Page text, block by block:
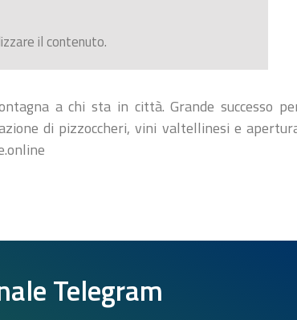
il contenuto.
a chi sta in città. Grande successo
di pizzoccheri, vini valtellinesi e
Telegram